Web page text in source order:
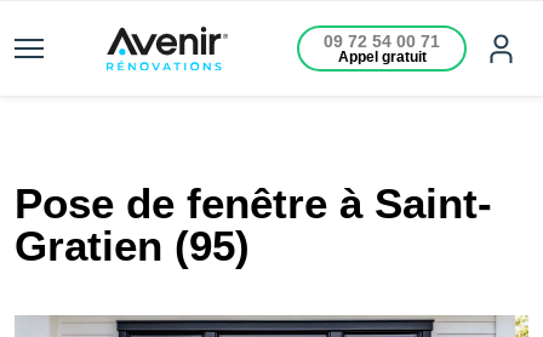
09 72 54 00 71
Appel gratuit
Pose de fenêtre à Saint-
Gratien (95)